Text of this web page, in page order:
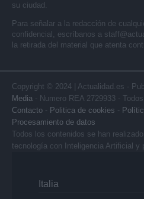
su ciudad.
Para señalar a la redacción de
confidencial, escríbanos a
la retirada del material que atenta
Copyright © 2024 | Actualidad.es -
Media - Numero REA 2729933 -
Contacto - Politica de cookies -
Procesamiento de datos
Todos los contenidos se han
tecnología con Inteligencia Artificial y
Italia